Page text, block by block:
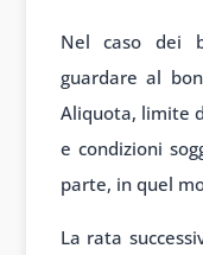
Nel caso dei
guardare al
Aliquota, limite
e condizioni
parte, in quel
La rata